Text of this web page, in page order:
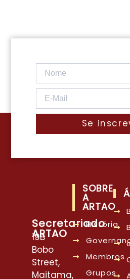
Se
Secretariado
ARTAO
19B
Bobo
Street,
Maitama,
SOBRE
A
ARTAO
História
Membros
Grupos